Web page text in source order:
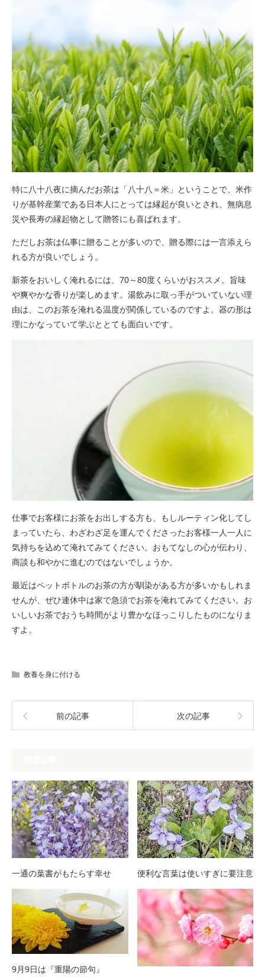
特に八十八夜に摘んだお茶は「八十八＝米」ということで、米作
りが基幹産業である日本人にとっては縁起が良いとされ、無病息
災や長寿の縁起物として贈答にも喜ばれます。
ただしお茶は仏事に贈ることが多いので、贈る際には一言添えら
れる方が良いでしょう。
新茶をおいしく淹れるには、70～80度くらいがおススメ。旨味
や爽やかな香りが楽しめます。湯飲みに取っ手がついていない理
由は、このお茶を淹れる温度が関係しているのですよ。器の形は
理にかなっていて学ぶととても面白いです。
仕事でお客様にお茶をお出しする方も、もしルーティン化してし
まっていたら、わざわざ足を運んでくださったお客様一人一人に
気持ちを込めて淹れてみてください。おもてなしの心が伝わり、
商談も和やかに進むのではないでしょうか。
最近はペットボトルのお茶の方が馴染がある方が多いかもしれま
せんが、ぜひ連休中は家で急須でお茶を淹れてみてください。お
いしいお茶でおうち時間がより豊かなほっこりしたものになりま
すよ。
教養を身に付ける
前の記事 次の記事
一通の葉書がもたらす幸せ 便利な言葉は使いすぎに要注意
9月9日は『重陽の節句』